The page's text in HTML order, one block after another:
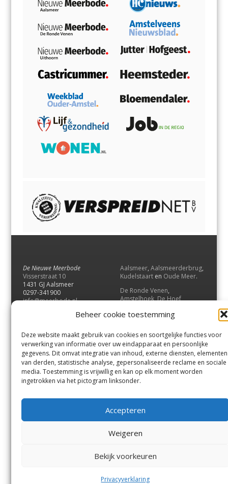
Beheer cookie toestemming
Deze website maakt gebruik van cookies en soortgelijke functies voor
verwerking van informatie over uw eindapparaat en persoonlijke
gegevens. Dit omvat integratie van inhoud, externe diensten, elementen
van derden, statistische analyse, gepersonaliseerde reclame en sociale
media. Toestemming is vrijwillig en kan op elk moment worden
ingetrokken via het pictogram linksonder.
Accepteren
Weigeren
Bekijk voorkeuren
Privacyverklaring
De Nieuwe Meerbode
Visserstraat 10
1431 GJ Aalsmeer
0297-341900
info@meerbode.nl
Aalsmeer, Aalsmeerderbrug,
Kudelstaart en Oude Meer.
De Ronde Venen,
Amstelhoek,De Hoef,
Vrouwenakker,Waverveen
UithoornenDe Kwakel.
Contact
Andere uitgaven
Bezorgklacht
Vacatures
Voorwaarden
Privacyverklaring
De Ronde Venen